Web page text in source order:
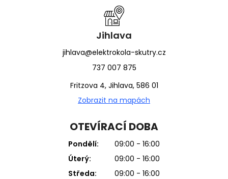
Jihlava
jihlava@elektrokola-skutry.cz
737 007 875
Fritzova 4, Jihlava, 586 01
Zobrazit na mapách
OTEVÍRACÍ DOBA
Pondělí:
09:00 - 16:00
Úterý:
09:00 - 16:00
Středa:
09:00 - 16:00